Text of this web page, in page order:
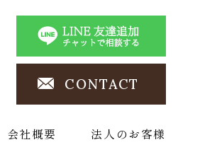
CONTACT
会社概要 法人のお客様